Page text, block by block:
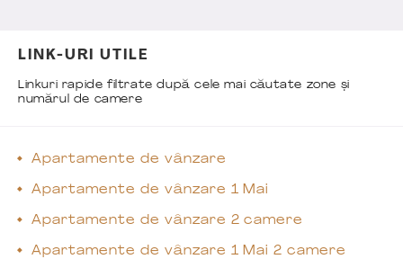
LINK-URI UTILE
Linkuri rapide filtrate după cele mai căutate zone și
numărul de camere
Apartamente de vânzare
Apartamente de vânzare 1 Mai
Apartamente de vânzare 2 camere
Apartamente de vânzare 1 Mai 2 camere